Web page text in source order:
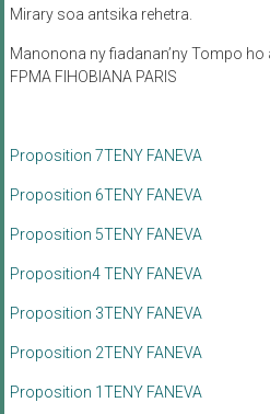
Mirary soa antsika rehetra.
Manonona ny fiadanan’ny Tompo ho
FPMA FIHOBIANA PARIS
Proposition 7TENY FANEVA
Proposition 6TENY FANEVA
Proposition 5TENY FANEVA
Proposition4 TENY FANEVA
Proposition 3TENY FANEVA
Proposition 2TENY FANEVA
Proposition 1TENY FANEVA